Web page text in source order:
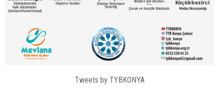
Tweets by TYBKONYA